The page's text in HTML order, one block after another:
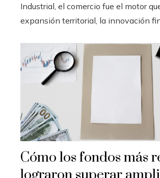
Industrial, el comercio fue el motor
expansión territorial, la innovación
Cómo los fondos más